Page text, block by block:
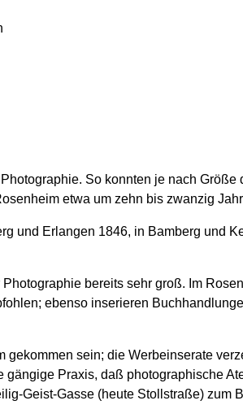
So konnten je nach Größe
etwa um zehn bis zwanzig
und Erlangen 1846, in Bamberg und
bereits sehr groß. Im
ebenso inserieren
sein; die Werbeinserate
Praxis, daß photographische
Geist-Gasse (heute Stollstraße) zum